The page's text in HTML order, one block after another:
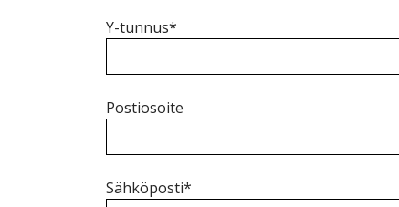
Y-tunnus*
Postiosoite
Sähköposti*